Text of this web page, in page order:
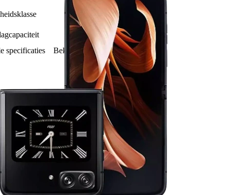
Zeer Snel
256GB
specificaties
Bekijk alle specificaties